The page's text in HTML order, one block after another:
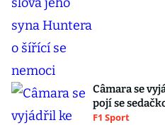
Câmara se
pojí se
F1 Sport